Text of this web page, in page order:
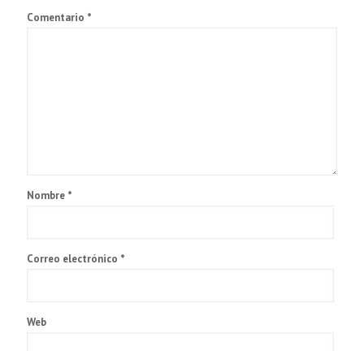
Comentario *
Nombre *
Correo electrónico *
Web